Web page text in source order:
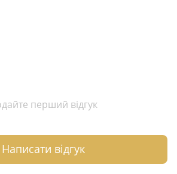
перший відгук
Написати відгук